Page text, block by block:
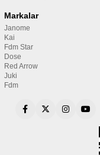
Markalar
Janome
Kai
Fdm Star
Dose
Red Arrow
Juki
Fdm